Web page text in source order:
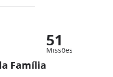
51
Missões
Família